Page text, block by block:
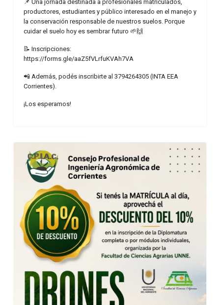
📌 Una jornada destinada a profesionales matriculados,
productores, estudiantes y público interesado en el manejo y
la conservación responsable de nuestros suelos. Porque
cuidar el suelo hoy es sembrar futuro 🌱🙌
📝 Inscripciones:
https://forms.gle/aaZ5fVLrfuKVAh7VA
📲 Además, podés inscribirte al 3794264305 (INTA EEA
Corrientes).
¡Los esperamos!